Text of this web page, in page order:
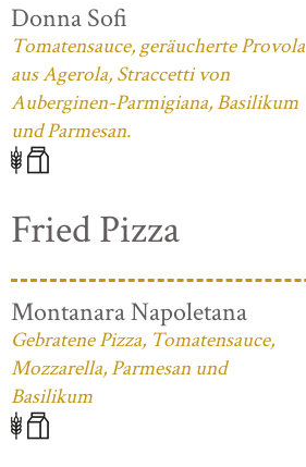
Donna Sofi
Tomatensauce, geräucherte Provola
aus Agerola, Straccetti von
Auberginen-Parmigiana, Basilikum
und Parmesan.
Fried Pizza
Montanara Napoletana
Gebratene Pizza, Tomatensauce,
Mozzarella, Parmesan und
Basilikum